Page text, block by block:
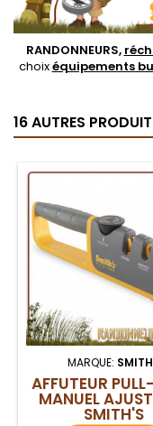
RANDONNEURS,
choixéquipements
16 AUTRES
MARQUE:
AFFUTEUR
MANUEL
SMITH'S